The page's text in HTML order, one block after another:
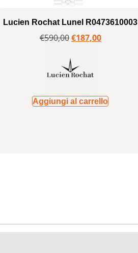
Lucien Rochat Lunel R0473610003
€590,00€187,00
Aggiungi al carrello